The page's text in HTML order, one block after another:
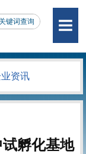
资讯
孵化基地